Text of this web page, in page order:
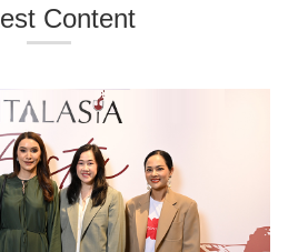
Content